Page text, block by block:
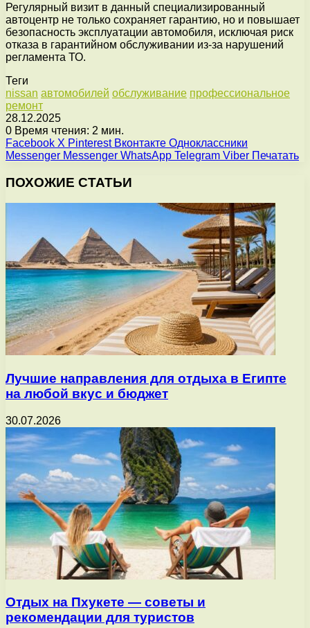
Регулярный визит в данный специализированный
автоцентр не только сохраняет гарантию, но и повышает
безопасность эксплуатации автомобиля, исключая риск
отказа в гарантийном обслуживании из-за нарушений
регламента ТО.
Теги
nissan автомобилей обслуживание профессиональное
ремонт
28.12.2025
0 Время чтения: 2 мин.
Facebook X Pinterest Вконтакте Одноклассники
Messenger Messenger WhatsApp Telegram Viber Печатать
ПОХОЖИЕ СТАТЬИ
Лучшие направления для отдыха в Египте
на любой вкус и бюджет
30.07.2026
Отдых на Пхукете — советы и
рекомендации для туристов